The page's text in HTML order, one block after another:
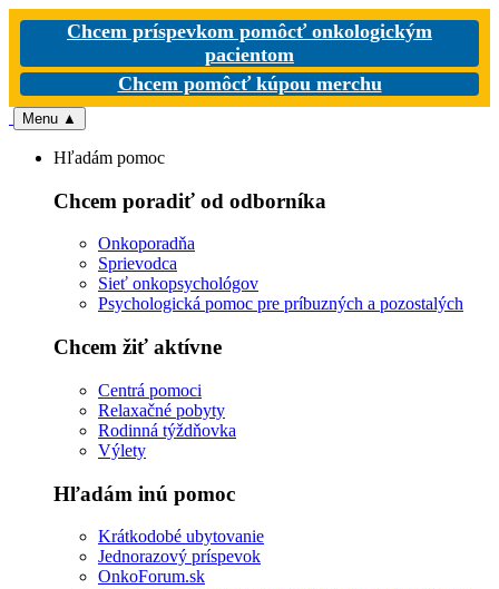
Chcem príspevkom pomôcť onkologickým
pacientom
Chcem pomôcť kúpou merchu
Menu ▲
Hľadám pomoc
Chcem poradiť od odborníka
Onkoporadňa
Sprievodca
Sieť onkopsychológov
Psychologická pomoc pre príbuzných a pozostalých
Chcem žiť aktívne
Centrá pomoci
Relaxačné pobyty
Rodinná týždňovka
Výlety
Hľadám inú pomoc
Krátkodobé ubytovanie
Jednorazový príspevok
OnkoForum.sk